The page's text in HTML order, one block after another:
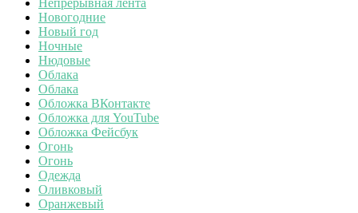
Новогодние
Новый год
Ночные
Нюдовые
Облака
Облака
Обложка ВКонтакте
Обложка для YouTube
Обложка Фейсбук
Огонь
Огонь
Одежда
Оливковый
Оранжевый